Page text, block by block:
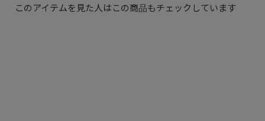
このアイテムを見た人はこの商品もチェックしています